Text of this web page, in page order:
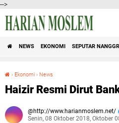
-->
NEWS EKONOMI SEPUTAR
› Ekonomi › News
Haizir Resmi Dirut
http://www.harianmoslem.net/
Senin, 08 Oktober 2018, Oktober